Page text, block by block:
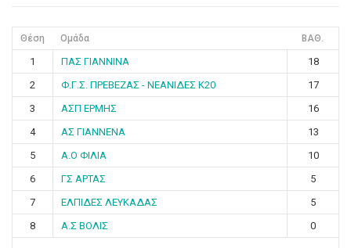
Θέση Ομάδα ΒΑΘ.
1 ΠΑΣ ΓΙΑΝΝΙΝΑ
18
2
Φ.Γ.Σ. ΠΡΕΒΕΖΑΣ - ΝΕΑΝΙΔΕΣ Κ20
17
3
ΑΣΠ ΕΡΜΗΣ
16
4
ΑΣ ΓΙΑΝΝΕΝΑ
13
5
Α.Ο ΦΙΛΙΑ
10
6
ΓΣ ΑΡΤΑΣ
5
7
ΕΛΠΙΔΕΣ ΛΕΥΚΑΔΑΣ
5
8
Α.Σ ΒΟΛΙΣ 0